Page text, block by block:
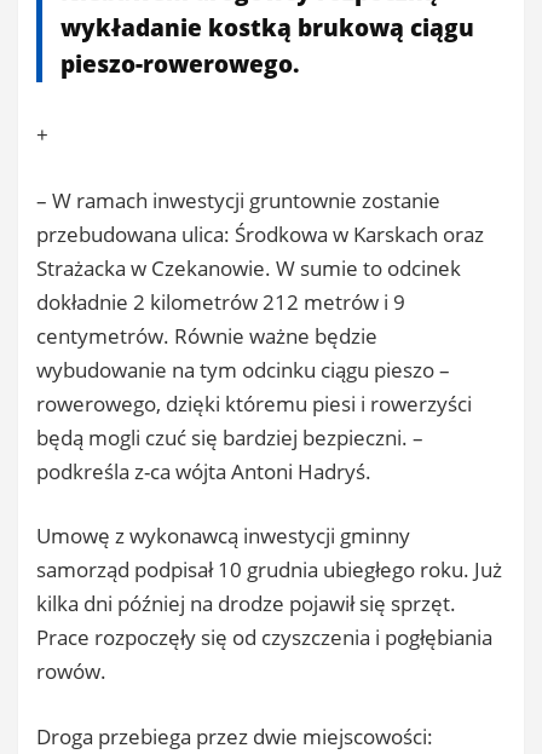
wykładanie kostką brukową ciągu
pieszo-rowerowego.
+
– W ramach inwestycji gruntownie zostanie
przebudowana ulica: Środkowa w Karskach oraz
Strażacka w Czekanowie. W sumie to odcinek
dokładnie 2 kilometrów 212 metrów i 9
centymetrów. Równie ważne będzie
wybudowanie na tym odcinku ciągu pieszo –
rowerowego, dzięki któremu piesi i rowerzyści
będą mogli czuć się bardziej bezpieczni. –
podkreśla z-ca wójta Antoni Hadryś.
Umowę z wykonawcą inwestycji gminny
samorząd podpisał 10 grudnia ubiegłego roku. Już
kilka dni później na drodze pojawił się sprzęt.
Prace rozpoczęły się od czyszczenia i pogłębiania
rowów.
Droga przebiega przez dwie miejscowości: